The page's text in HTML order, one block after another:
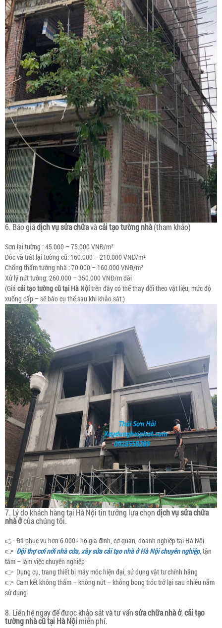
6. Báo giádịch vụ sửa chữavàcải tạo tường nhà(tham khảo)
Sơn lại tường : 45.000 – 75.000 VNĐ/m²
Dóc và trát lại tường cũ: 160.000 – 210.000 VNĐ/m²
Chống thấm tường nhà : 70.000 – 160.000 VNĐ/m²
Xử lý nứt tường: 260.000 – 350.000 VNĐ/m dài
(Giá cải tạo tường cũ tại Hà Nộitrên đây có thể thay đổi theo vật liệu, mức độ
xuống cấp – sẽ báo cụ thể sau khi khảo sát.)
7. Lý do khách hàng tại Hà Nội tin tưởng lựa chọndịch vụ sửa chữa
nhà ởcủa chúng tôi.
👉 Đã phục vụ hơn 6.000+ hộ gia đình, cơ quan, doanh nghiệp tại Hà Nội
👉 Đội thợ cơi nới nhà cửa, xây sửa cải tạo nhà ở Hà Nội chuyên nghiệp, tận
tâm – làm việc chuyên nghiệp
👉 Dụng cụ, trang thiết bị máy móc hiện đại, sử dụng vật tư chính hãng
👉 Cam kết không thấm – không nứt – không bong tróc trở lại sau nhiều năm
sử dụng
8. Liên hệ ngay để được khảo sát và tư vấnsửa chữa nhà ở,cải tạo
tường nhà cũ tại Hà Nộimiễn phí.